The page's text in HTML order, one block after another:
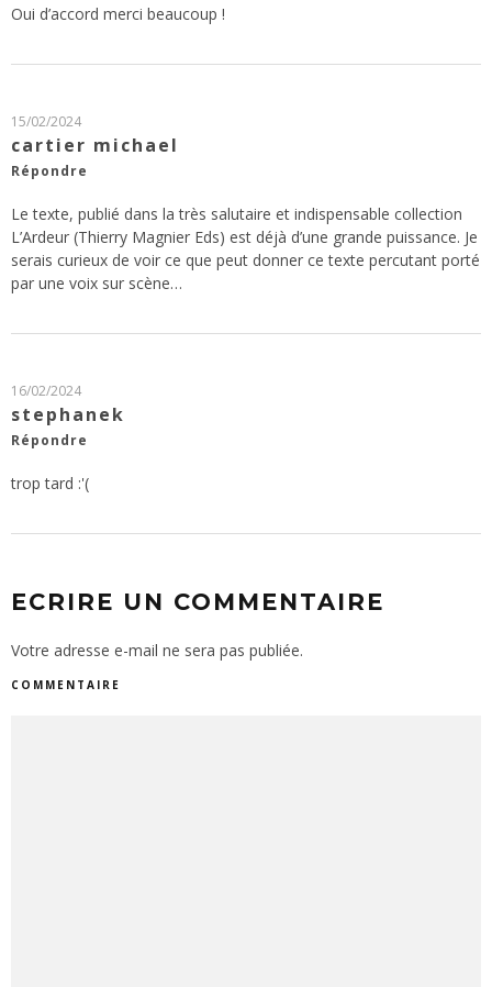
Oui d’accord merci beaucoup !
15/02/2024
cartier michael
Répondre
Le texte, publié dans la très salutaire et indispensable collection
L’Ardeur (Thierry Magnier Eds) est déjà d’une grande puissance. Je
serais curieux de voir ce que peut donner ce texte percutant porté
par une voix sur scène…
16/02/2024
stephanek
Répondre
trop tard :'(
ECRIRE UN COMMENTAIRE
Votre adresse e-mail ne sera pas publiée.
COMMENTAIRE